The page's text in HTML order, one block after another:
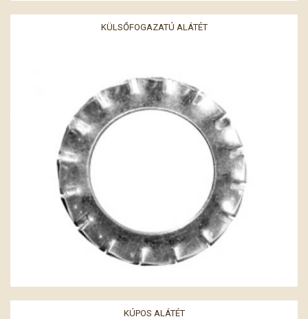
KÜLSŐFOGAZATÚ ALÁTÉT
KÚPOS ALÁTÉT